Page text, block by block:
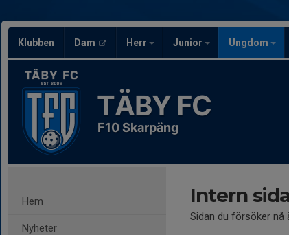
Klubben Dam Herr Junior Ungdom
TÄBY FC
F10 Skarpäng
Hem
Nyheter
Intern
Sidan du försöker nå